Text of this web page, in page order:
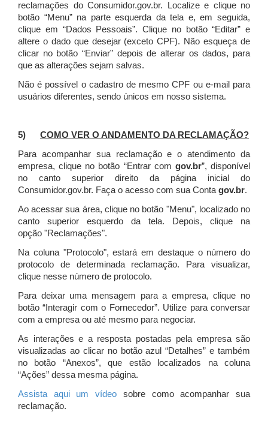
reclamações do Consumidor.gov.br.
Localize e clique no
botão “Menu” na parte esquerda da tela e, em seguida,
clique em “Dados Pessoais”. Clique no botão “Editar” e
altere o dado que desejar (exceto CPF). Não esqueça de
clicar no botão “Enviar” depois de alterar os dados, para
que as alterações sejam salvas.
Não é possível o cadastro de mesmo CPF ou e-mail para
usuários diferentes, sendo únicos em nosso sistema.
5) COMO VER O ANDAMENTO DA RECLAMAÇÃO?
Para acompanhar sua reclamação e o atendimento da
empresa, clique no botão “Entrar com gov.br”, disponível
no canto superior direito da página inicial do
Consumidor.gov.br. Faça o acesso com sua Contagov.br.
Ao acessar sua área, clique no botão "Menu", localizado no
canto superior esquerdo da tela. Depois, clique na
opção "Reclamações".
Na coluna "Protocolo", estará em destaque o número do
protocolo de determinada reclamação. Para visualizar,
clique nesse número de protocolo.
Para deixar uma mensagem para a empresa, clique no
botão “Interagir com o Fornecedor”. Utilize para conversar
com a empresa ou até mesmo para negociar.
As interações e a resposta postadas pela empresa são
visualizadas ao clicar no botão azul “Detalhes” e também
no botão “Anexos”, que estão localizados na coluna
“Ações” dessa mesma página.
Assista aqui um vídeo sobre como acompanhar sua
reclamação.